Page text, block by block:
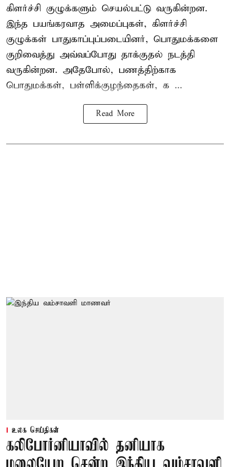
கிளர்ச்சி குழுக்களும் செயல்பட்டு வருகின்றன.
இந்த பயங்கரவாத அமைப்புகள், கிளர்ச்சி
குழுக்கள் பாதுகாப்புப்படையினர், பொதுமக்களை
குறிவைத்து அவ்வப்போது தாக்குதல் நடத்தி
வருகின்றன. அதேபோல், பணத்திற்காக
பொதுமக்கள், பள்ளிக்குழந்தைகள், க ...
Read More
உலக செய்திகள்
கலிபோர்னியாவில் தனியாக